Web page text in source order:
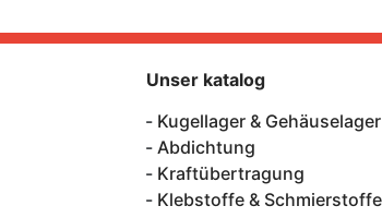
Unser katalog
Kugellager & Gehäuselager
Abdichtung
Kraftübertragung
Klebstoffe & Schmierstoffe